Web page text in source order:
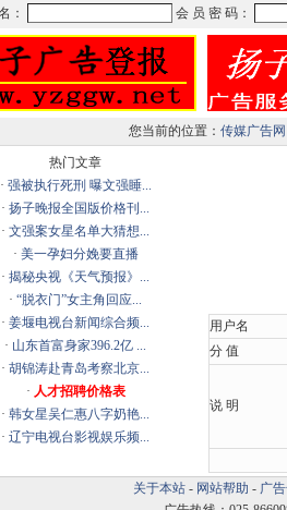
您当前的位置： 传媒广告网
热门文章
· 强被执行死刑 曝文强睡...
· 扬子晚报全国版价格刊...
· 文强案女星名单大猜想...
· 美一孕妇分娩要直播
· 揭秘央视《天气预报》...
· “脱衣门”女主角回应...
· 姜堰电视台新闻综合频...
· 山东首富身家396.2亿 ...
· 胡锦涛赴青岛考察北京...
· 人才招聘价格表
· 韩女星吴仁惠八字奶艳...
· 辽宁电视台影视娱乐频...
用户名
分 值
说 明
关于本站 - 网站帮助 - 广